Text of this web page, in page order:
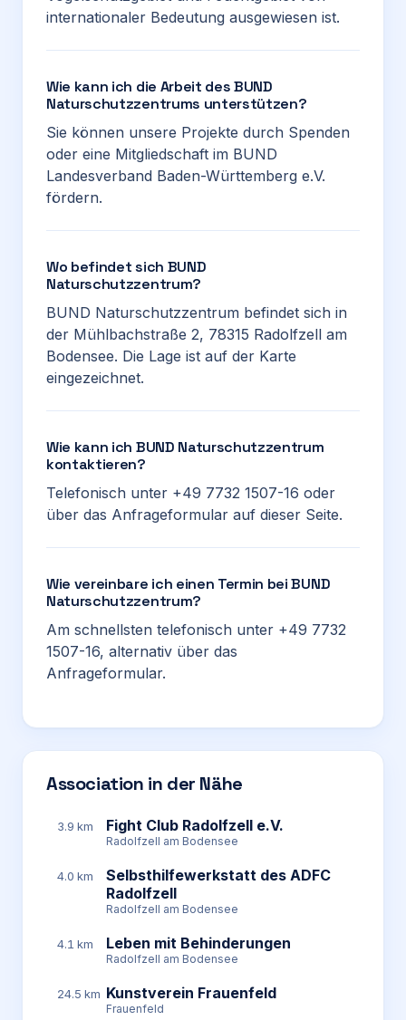
internationaler Bedeutung ausgewiesen ist.
Wie kann ich die Arbeit des BUND
Naturschutzzentrums unterstützen?
Sie können unsere Projekte durch Spenden
oder eine Mitgliedschaft im BUND
Landesverband Baden-Württemberg e.V.
fördern.
Wo befindet sich BUND
Naturschutzzentrum?
BUND Naturschutzzentrum befindet sich in
der Mühlbachstraße 2, 78315 Radolfzell am
Bodensee. Die Lage ist auf der Karte
eingezeichnet.
Wie kann ich BUND Naturschutzzentrum
kontaktieren?
Telefonisch unter +49 7732 1507-16 oder
über das Anfrageformular auf dieser Seite.
Wie vereinbare ich einen Termin bei BUND
Naturschutzzentrum?
Am schnellsten telefonisch unter +49 7732
1507-16, alternativ über das
Anfrageformular.
Association in der Nähe
3.9 km Fight Club Radolfzell e.V.
Radolfzell am Bodensee
4.0 km
Selbsthilfewerkstatt des ADFC
Radolfzell
Radolfzell am Bodensee
4.1 km Leben mit Behinderungen
Radolfzell am Bodensee
24.5 km Kunstverein Frauenfeld
Frauenfeld